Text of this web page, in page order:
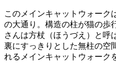
このメインキャットウォーク
の大通り。構造の柱が猫の歩
さんは方杖（ほうづえ）と呼
裏にすっきりとした無柱の空
れるメインキャットウォーク